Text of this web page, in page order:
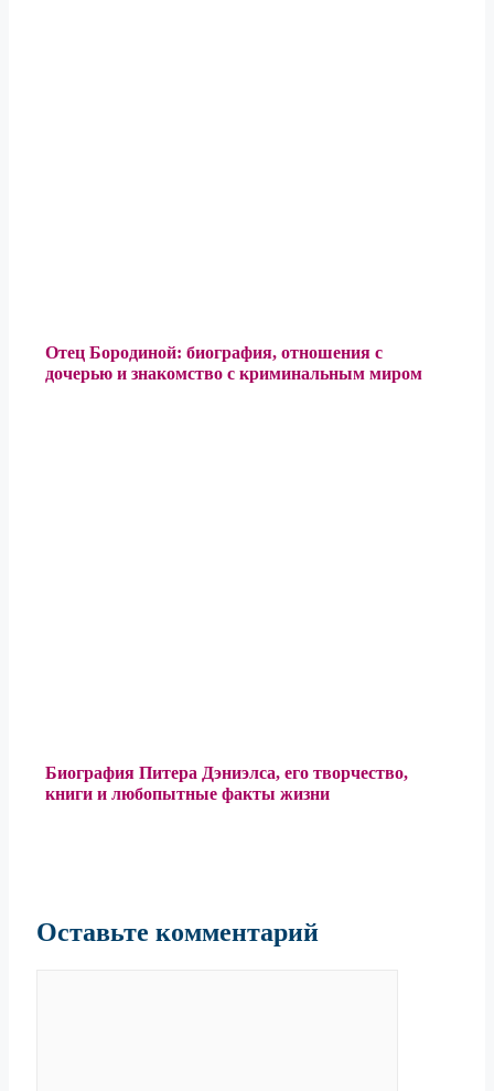
Отец Бородиной: биография, отношения с
дочерью и знакомство с криминальным миром
Биография Питера Дэниэлса, его творчество,
книги и любопытные факты жизни
Оставьте комментарий